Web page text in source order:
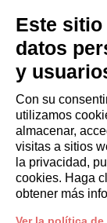
HUÉSPEDES
Reserve una estancia
Estancias largas
Experiencias para
Descuentos para
Convenios para
+390286882952
Este
datos
y
Con su
utilizamos
almacenar,
visitas a sitios
la privacidad,
cookies. Haga
obtener más